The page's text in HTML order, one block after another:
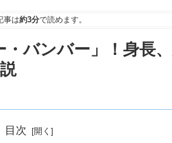
事は約3分で読めます。
バンバー」！身長
目次